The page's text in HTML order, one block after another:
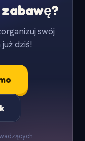
swój
dziś!